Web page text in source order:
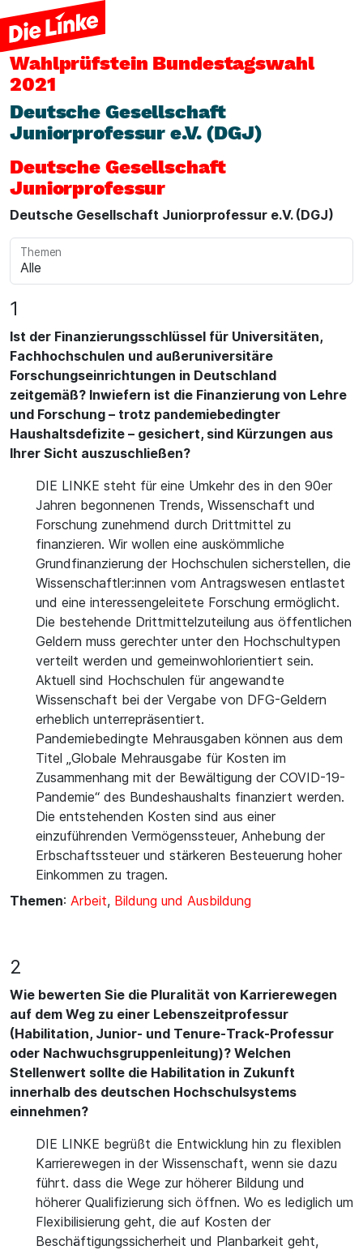
Wahlprüfstein Bundestagswahl
2021
Deutsche Gesellschaft
Juniorprofessur e.V. (DGJ)
Deutsche Gesellschaft
Juniorprofessur
Deutsche Gesellschaft Juniorprofessur e.V. (DGJ)
Themen
1
Ist der Finanzierungsschlüssel für Universitäten,
Fachhochschulen und außeruniversitäre
Forschungseinrichtungen in Deutschland
zeitgemäß? Inwiefern ist die Finanzierung von Lehre
und Forschung – trotz pandemiebedingter
Haushaltsdefizite – gesichert, sind Kürzungen aus
Ihrer Sicht auszuschließen?
DIE LINKE steht für eine Umkehr des in den 90er
Jahren begonnenen Trends, Wissenschaft und
Forschung zunehmend durch Drittmittel zu
finanzieren. Wir wollen eine auskömmliche
Grundfinanzierung der Hochschulen sicherstellen, die
Wissenschaftler:innen vom Antragswesen entlastet
und eine interessengeleitete Forschung ermöglicht.
Die bestehende Drittmittelzuteilung aus öffentlichen
Geldern muss gerechter unter den Hochschultypen
verteilt werden und gemeinwohlorientiert sein.
Aktuell sind Hochschulen für angewandte
Wissenschaft bei der Vergabe von DFG-Geldern
erheblich unterrepräsentiert.
Pandemiebedingte Mehrausgaben können aus dem
Titel „Globale Mehrausgabe für Kosten im
Zusammenhang mit der Bewältigung der COVID-19-
Pandemie“ des Bundeshaushalts finanziert werden.
Die entstehenden Kosten sind aus einer
einzuführenden Vermögenssteuer, Anhebung der
Erbschaftssteuer und stärkeren Besteuerung hoher
Einkommen zu tragen.
Themen: Arbeit, Bildung und Ausbildung
2
Wie bewerten Sie die Pluralität von Karrierewegen
auf dem Weg zu einer Lebenszeitprofessur
(Habilitation, Junior- und Tenure-Track-Professur
oder Nachwuchsgruppenleitung)? Welchen
Stellenwert sollte die Habilitation in Zukunft
innerhalb des deutschen Hochschulsystems
einnehmen?
DIE LINKE begrüßt die Entwicklung hin zu flexiblen
Karrierewegen in der Wissenschaft, wenn sie dazu
führt. dass die Wege zur höherer Bildung und
höherer Qualifizierung sich öffnen. Wo es lediglich um
Flexibilisierung geht, die auf Kosten der
Beschäftigungssicherheit und Planbarkeit geht,